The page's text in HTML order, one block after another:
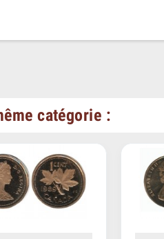
catégorie :